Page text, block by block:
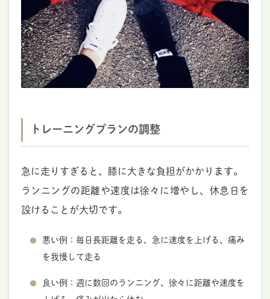
トレーニングプランの調整
急に走りすぎると、膝に大きな負担がかかります。
ランニングの距離や速度は徐々に増やし、休息日を
設けることが大切です。
悪い例：毎日長距離を走る、急に速度を上げる、痛み
を我慢して走る
良い例：週に数回のランニング、徐々に距離や速度を